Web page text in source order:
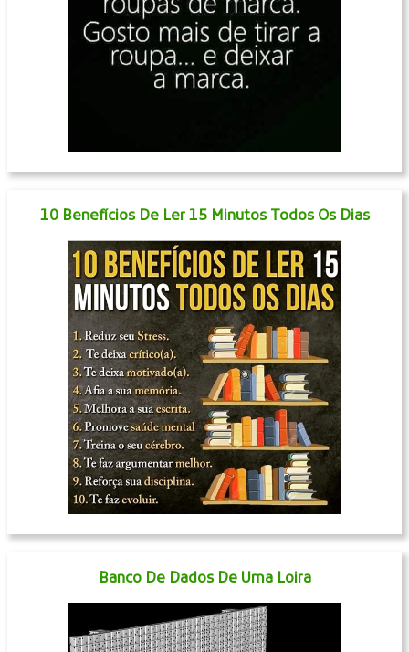
10 Benefícios De Ler 15 Minutos Todos Os Dias
Banco De Dados De Uma Loira